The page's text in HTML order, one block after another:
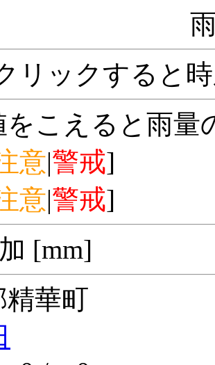
リックすると
をこえると雨量
意|警戒]
意|警戒]
[mm]
華町